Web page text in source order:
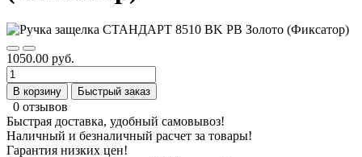
1050.00 руб.
В корзину Быстрый заказ
0 отзывов
Быстрая доставка, удобный самовывоз!
Наличный и безналичный расчет за товары!
Гарантия низких цен!